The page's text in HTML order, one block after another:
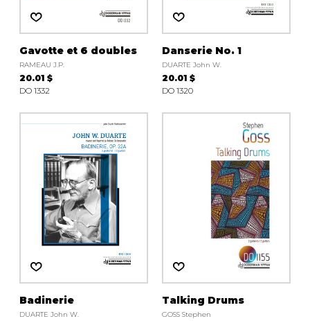
Gavotte et 6 doubles
RAMEAU J.P.
20.01 $
DO 1332
Danserie No. 1
DUARTE John W.
20.01 $
DO 1320
Badinerie
DUARTE John W.
Talking Drums
GOSS Stephen